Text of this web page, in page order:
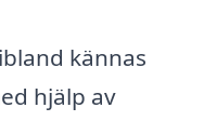
kännas
hjälp av